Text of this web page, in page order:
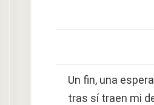
Un fin, una
tras sí traen mi